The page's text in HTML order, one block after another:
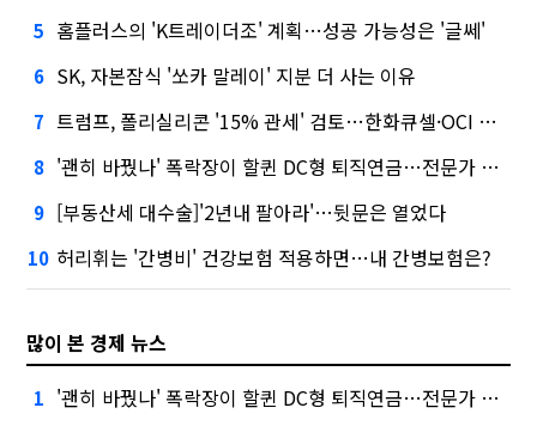
5 홈플러스의 'K트레이더조' 계획…성공 가능성은 '글쎄'
6 SK, 자본잠식 '쏘카 말레이' 지분 더 사는 이유
7 트럼프, 폴리실리콘 '15% 관세' 검토…한화큐셀·OCI 영향은?
8 '괜히 바꿨나' 폭락장이 할퀸 DC형 퇴직연금…전문가 조언은
9 [부동산세 대수술]'2년내 팔아라'…뒷문은 열었다
10 허리휘는 '간병비' 건강보험 적용하면…내 간병보험은?
많이 본 경제 뉴스
1 '괜히 바꿨나' 폭락장이 할퀸 DC형 퇴직연금…전문가 조언은